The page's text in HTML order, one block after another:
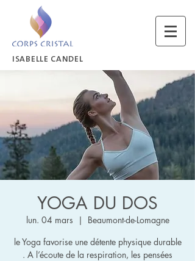
ISABELLE CANDEL
YOGA DU DOS
lun. 04 mars
  |
Beaumont-de-Lomagne
le Yoga favorise une détente physique durable
. A l’écoute de la respiration, les pensées